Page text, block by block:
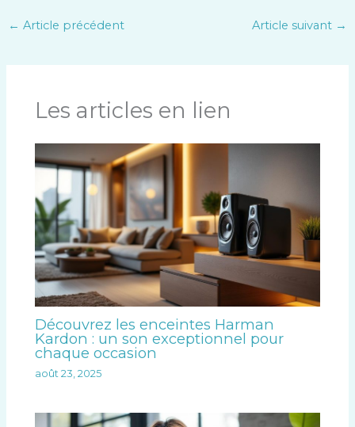
← Article précédent Article suivant →
Les articles en lien
Découvrez les enceintes Harman
Kardon : un son exceptionnel pour
chaque occasion
août 23, 2025